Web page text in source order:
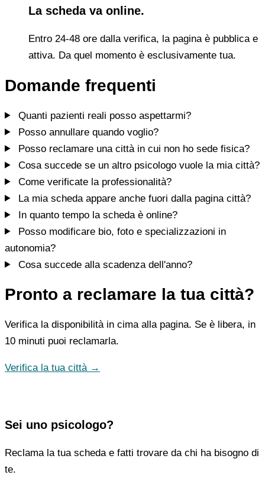
La scheda va online.
Entro 24-48 ore dalla verifica, la pagina è pubblica e
attiva. Da quel momento è esclusivamente tua.
Domande frequenti
Quanti pazienti reali posso aspettarmi?
Posso annullare quando voglio?
Posso reclamare una città in cui non ho sede fisica?
Cosa succede se un altro psicologo vuole la mia città?
Come verificate la professionalità?
La mia scheda appare anche fuori dalla pagina città?
In quanto tempo la scheda è online?
Posso modificare bio, foto e specializzazioni in
autonomia?
Cosa succede alla scadenza dell'anno?
Pronto a reclamare la tua città?
Verifica la disponibilità in cima alla pagina. Se è libera, in
10 minuti puoi reclamarla.
Verifica la tua città →
Sei uno psicologo?
Reclama la tua scheda e fatti trovare da chi ha bisogno di
te.